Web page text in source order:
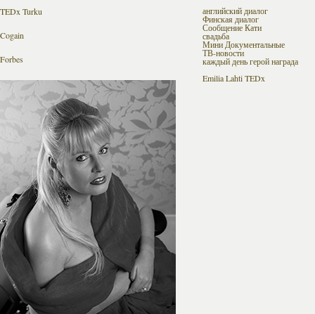
TEDx Turku
Cogain
Forbes
английский диалог
Финская диалог
Сообщение Кати
свадьба
Мини Документальные
ТВ-новости
каждый день герой награда